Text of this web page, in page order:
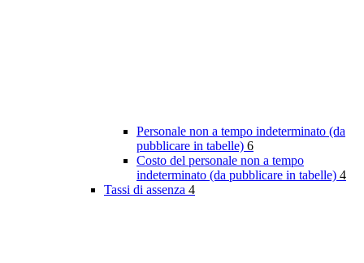
Personale non a tempo indeterminato (da
pubblicare in tabelle) 6
Costo del personale non a tempo
indeterminato (da pubblicare in tabelle) 4
Tassi di assenza 4